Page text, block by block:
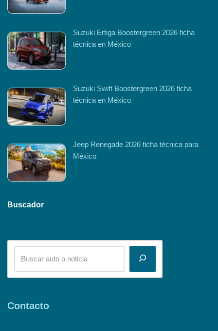
Suzuki Ertiga Boostergreen 2026 ficha
técnica en México
Suzuki Swift Boostergreen 2026 ficha
técnica en México
Jeep Renegade 2026 ficha técnica para
México
Buscador
Contacto